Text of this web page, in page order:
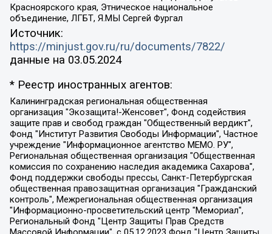
Красноярского края, Этническое национальное
объединение, ЛГБТ, Я.МЫ Сергей Фургал
Источник:
https://minjust.gov.ru/ru/documents/7822/
данные на 03.05.2024
* Реестр иностранных агентов:
Калининградская региональная общественная организация "Экозащита!-Женсовет", Фонд содействия защите прав и свобод граждан "Общественный вердикт", Фонд "Институт Развития Свободы Информации", Частное учреждение "Информационное агентство МЕМО. РУ", Региональная общественная организация "Общественная комиссия по сохранению наследия академика Сахарова", Фонд поддержки свободы прессы, Санкт-Петербургская общественная правозащитная организация "Гражданский контроль", Межрегиональная общественная организация "Информационно-просветительский центр "Мемориал", Региональный Фонд "Центр Защиты Прав Средств Массовой Информации", с 05.12.2023 Фонд "Центр Защиты Прав Средств массовой информации", Региональная общественная благотворительная организация помощи беженцам и мигрантам "Гражданское содействие", Негосударственное образовательное учреждение дополнительного профессионального образования (повышение квалификации) специалистов "АКАДЕМИЯ ПО ПРАВАМ ЧЕЛОВЕКА", Свердловская региональная общественная организация "Сутяжник", Автономная некоммерческая организация "Центр независимых социологических исследований", Союз общественных объединений "Российский исследовательский центр по правам человека", Региональное общественное учреждение научно-информационный центр "МЕМОРИАЛ", Некоммерческая организация "Фонд защиты гласности", Автономная некоммерческая организация "Институт прав человека", Городская общественная организация "Екатеринбургское общество "МЕМОРИАЛ", Городская общественная организация "Рязанское историко-просветительское и правозащитное общество "Мемориал" (Рязанский Мемориал), Челябинский региональный орган общественной самодеятельности – женское общественное объединение "Женщины Евразии", Челябинский региональный орган общественной самодеятельности "Уральская правозащитная группа", Фонд содействия защите здоровья и социальной справедливости имени Андрея Рылькова, Автономная Некоммерческая Организация "Аналитический Центр Юрия Левады", Автономная некоммерческая организация социальной поддержки населения "Проект Апрель", Региональная общественная организация помощи женщинам и детям, находящимся в кризисной ситуации "Информационно-методический центр "Анна", Фонд содействия развитию массовых коммуникаций и правовому просвещению "Так-так-Так", Фонд содействия устойчивому развитию "Серебряная тайга", Свердловский региональный общественный фонд социальных проектов "Новое время", "Idel.Реалии", Кавказ.Реалии, Крым.Реалии, Телеканал Настоящее Время, Татаро-башкирская служба Радио Свобода (Azatliq Radiosi), Радио Свободная Европа/Радио Свобода (PCE/PC), "Сибирь.Реалии", "Фактограф", Благотворительный фонд помощи осужденным и их семьям, Автономная некоммерческая организация "Институт глобализации и социальных движений", Фонд "В защиту прав заключенных", Частное учреждение "Центр поддержки и содействия развитию средств массовой информации", Пензенский региональный общественный благотворительный фонд "Гражданский союз", "Север.Реалии", Некоммерческая организация Фонд "Правовая инициатива", Общество с ограниченной ответственностью "Радио Свободная Европа/Радио Свобода", Чешское информационное агентство "MEDIUM-ORIENT", Красноярская региональная общественная организация "Мы против СПИДа", Камалягин Денис Николаевич, Маркелов Сергей Евгеньевич, Пономарев Лев Александрович, Савицкая Людмила Алексеевна, Автономная некоммерческая организация "Центр по работе с проблемой насилия "НАСИЛИЮ.НЕТ", Межрегиональный профессиональный союз работников здравоохранения "Альянс врачей", Юридическое лицо, зарегистрированное в Латвийской Республике, SIA "Medusa Project" (регистрационный номер 40103797863, дата регистрации 10.06.2014), Некоммерческая организация "Фонд по борьбе с коррупцией", Автономная некоммерческая организация "Институт права и публичной политики", Баданин Роман Сергеевич, Гликин Максим Александрович, Железнова Мария Михайловна, Лукьянова Юлия Сергеевна, Маетная Елизавета Витальевна, Маняхин Петр Борисович, Чуракова Ольга Владимировна, Ярош Юлия Петровна, Юридическое лицо "The Insider SIA", зарегистрированное в Риге, Латвийская Республика (дата регистрации 26.06.2015), являющееся администратором доменного имени интернет-издания "The Insider SIA", https://theins.ru, Постернак Алексей Евгеньевич, Рубин Михаил Аркадьевич, Анин Роман Александрович, Юридическое лицо Istories fonds, зарегистрированное в Латвийской Республике (регистрационный номер 50008295751, дата регистрации 24.02.2020), Великовский Дмитрий Александрович, Долинина Ирина Николаевна, Мароховская Алеся Алексеевна, Шлейнов Роман Юрьевич, Шмагун Олеся Валентиновна, Общество с ограниченной ответственностью "Альтаир 2021", Общество с ограниченной ответственностью "Вега 2021", Общество с ограниченной ответственностью "Главный редактор 2021", Общество с ограниченной ответственностью "Ромашки монолит", Важенков Артем Валерьевич, Ивановская областная общественная организация "Центр гендерных исследований", Гурман Юрий Альбертович, Медиапроект "ОВД-Инфо", Егоров Владимир Владимирович, Жилинский Владимир Александрович, Общество с ограниченной ответственностью "ЗП", Иванова София Юрьевна, Карезина Инна Павловна, Кильтау Екатерина Викторовна, Петров Алексей Викторович, Пискунов Сергей Евгеньевич, Смирнов Сергей Сергеевич, Тихонов Михаил Сергеевич, Общество с ограниченной ответственностью "ЖУРНАЛИСТ-ИНОСТРАННЫЙ АГЕНТ", Арапова Галина Юрьевна, Вольтская Татьяна Анатольевна, Американская компания "Mason G.E.S. Anonymous Foundation" (США), являющаяся владельцем интернет-издания https://mnews.world/, Компания "Stichting Bellingcat", зарегистрированная в Нидерландах (дата регистрации 11.07.2018), Захаров Андрей Вячеславович, Клепиковская Екатерина Дмитриевна, Общество с ограниченной ответственностью "МЕМО", Перл Роман Александрович, Симонов Евгений Алексеевич, Соловьева Елена Анатольевна, Сотников Даниил Владимирович, Сурначева Елизавета Дмитриевна, Автономная некоммерческая организация по защите прав человека и информированию населения "Якутия – Наше Мнение", Общество с ограниченной ответственностью "Москоу диджитал медиа", с 26.01.2023 Общество с ограниченной ответственностью "Чайка Белые сады", Ветошкина Валерия Валерьевна, Заговора Максим Александрович, Межрегиональное общественное движение "Российская ЛГБТ - сеть", Оленичев Максим Владимирович, Павлов Иван Юрьевич, Скворцова Елена Сергеевна, Общество с ограниченной ответственностью "Как бы инагент", Кочетков Игорь Викторович, Общество с ограниченной ответственностью "Честные выборы", Еланчик Олег Александрович, Общество с ограниченной ответственностью "Нобелевский призыв", Гималова Регина Эмилевна, Григорьев Андрей Валерьевич, Григорьева Алина Александровна, Ассоциация по содействию защите прав призывников, альтернативнослужащих и военнослужащих "Правозащитная группа "Гражданин.Армия.Право", Хисамова Регина Фаритовна, Автономная некоммерческая организация по реализации социально-правовых программ "Лилит", Дальневосточное общественное движение "Маяк", Санкт-Петербургская ЛГБТ-инициативная группа "Выход", Инициативная группа ЛГБТ+ "Реверс", Алексеев Андрей Викторович, Бекбулатова Таисия Львовна, Беляев Иван Михайлович, Владыкина Елена Сергеевна, Гельман Марат Александрович, Никульшина Вероника Юрьевна, Толоконникова Надежда Андреевна, Шендерович Виктор Анатольевич, Общество с ограниченной ответственностью "Данное сообщение", Общество с ограниченной ответственностью Издательский дом "Новая глава", Айнбиндер Александра Александровна, Московский комьюнити-центр для ЛГБТ+инициатив, Благотворительный фонд развития филантропии, Deutsche Welle (Германия, Kurt-Schumacher-Strasse 3, 53113 Bonn), Борзунова Мария Михайловна, Воробьев Виктор Викторович, Голубева Анна Львовна, Константинова Алла Михайловна, Малкова Ирина Владимировна, Мурадов Мурад Абдулгалимович, Осетинская Елизавета Николаевна, Понасенков Евгений Николаевич, Ганапольский Матвей Юрьевич, Киселев Евгений Алексеевич, Борухович Ирина Григорьевна, Дремин Иван Тимофеевич, Дубровский Дмитрий Викторович, Красноярская региональная общественная организация поддержки и развития альтернативных образовательных технологий и межкультурных коммуникаций "ИНТЕРРА", Маяковская Екатерина Алексеевна, Фейгин Марк Захарович, Филимонов Андрей Викторович, Дзугкоева Регина Николаевна, Доброхотов Роман Александрович, Дудь Юрий Александрович, Елкин Сергей Владимирович, Кругликов Кирилл Игоревич, Сабунаева Мария Леонидовна, Семенов Алексей Владимирович, Шаинян Карен Багратович, Шульман Екатерина Михайловна, Асафьев Артур Валерьевич, Вахштайн Виктор Семенович, Венедиктов Алексей Алексеевич, Лушникова Екатерина Евгеньевна, Волков Леонид Михайлович, Невзоров Александр Глебович, Пархоменко Сергей Борисович, Сироткин Ярослав Николаевич, Кара-Мурза Владимир Владимирович, Баранова Наталья Владимировна, Гозман Леонид Яковлевич, Кагарлицкий Борис Юльевич, Климарев Михаил Валерьевич, Милов Владимир Станиславович, Автономная некоммерческая организация Краснодарский центр современного искусства "Типография", Моргенштерн Алишер Тагирович, Соболь Любовь Эдуардовна, Общество с ограниченной ответственностью "ЛИЗА НОРМ", Каспаров Гарри Кимович, Ходорковский Михаил Борисович, Общество с ограниченной ответственностью "Апрельские тезисы", Данилович Ирина Брониславовна, Кашин Олег Владимирович, Петров Николай Владимирович, Пивоваров Алексей Владимирович, Соколов Михаил Владимирович, Цветкова Юлия Владимировна, Чичваркин Евгений Александрович, Комитет против пыток/Команда против пыток, Общество с ограниченной ответственностью "Первый научный", Общество с ограниченной ответственностью "Вертолет и ко", Белоцерковская Вероника Борисовна, Кац Максим Евгеньевич, Лазарева Татьяна Юрьевна, Шаведдинов Руслан Табризович, Яшин Илья Валерьевич, Общество с ограниченной ответственностью "Иноагент ААВ", Алешковский Дмитрий Петрович, Альбац Евгения Марковна, Быков Дмитрий Львович, Галямина Юлия Евгеньевна, Лойко Сергей Леонидович, Мартынов Кирилл Константинович, Медведев Сергей Александрович, Крашенинников Федор Геннадиевич, Гордеева Катерина Вл